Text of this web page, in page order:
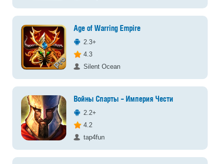
Age of Warring Empire
2.3+
4.3
Silent Ocean
Войны Спарты – Империя Чести
2.2+
4.2
tap4fun